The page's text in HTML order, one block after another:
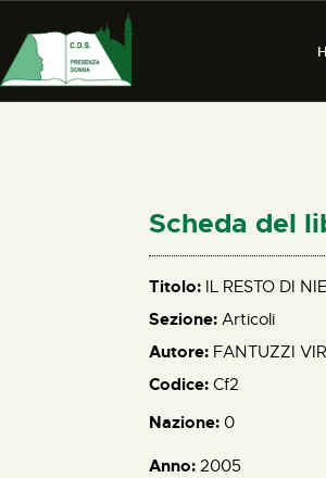
Scheda del
Titolo: IL RESTO DI
Sezione: Articoli
Autore: FANTUZZI
Codice: Cf2
Nazione: 0
Anno: 2005